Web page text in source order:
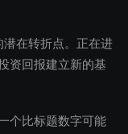
在转折点。正在进
资回报建立新的基
个比标题数字可能